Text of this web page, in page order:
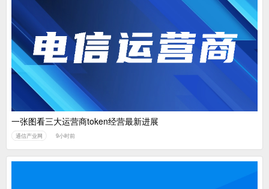
一张图看三大运营商token经营最新进展
通信产业网 9小时前